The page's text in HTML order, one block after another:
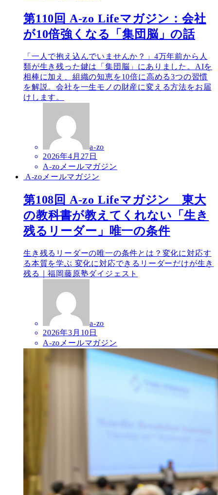
第110回 A-zo Lifeマガジン：会社
が10倍強くなる「集団脳」の話
「一人で抱え込んでいませんか？」4万年前から人
類が生き残った鍵は「集団脳」にありました。AIを
相棒に加え、組織の知恵を10倍に高める3つの習慣
を解説。会社を一生モノの財産に変える方法をお届
けします。
a-zo
2026年4月27日
A-zoメールマガジン
A-zoメールマガジン
第108回 A-zo Lifeマガジン 東大
の教科書が教えてくれない「生き
残るリーダー」唯一の条件
生き残るリーダーの唯一の条件とは？変化に対応す
る本質を学ぶ 変化に対応できるリーダーだけが生き
残る｜福岡藤原塾ダイジェスト
a-zo
2026年3月10日
A-zoメールマガジン